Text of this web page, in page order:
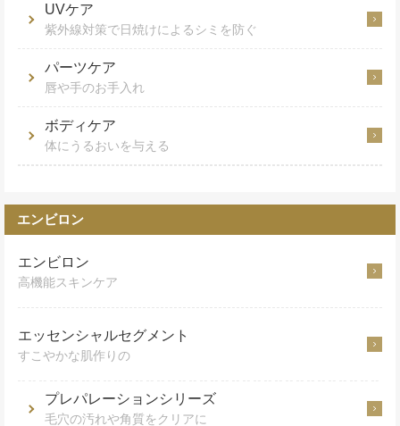
UVケア
紫外線対策で日焼けによるシミを防ぐ
パーツケア
唇や手のお手入れ
ボディケア
体にうるおいを与える
エンビロン
エンビロン
高機能スキンケア
エッセンシャルセグメント
すこやかな肌作りの
プレパレーションシリーズ
毛穴の汚れや角質をクリアに